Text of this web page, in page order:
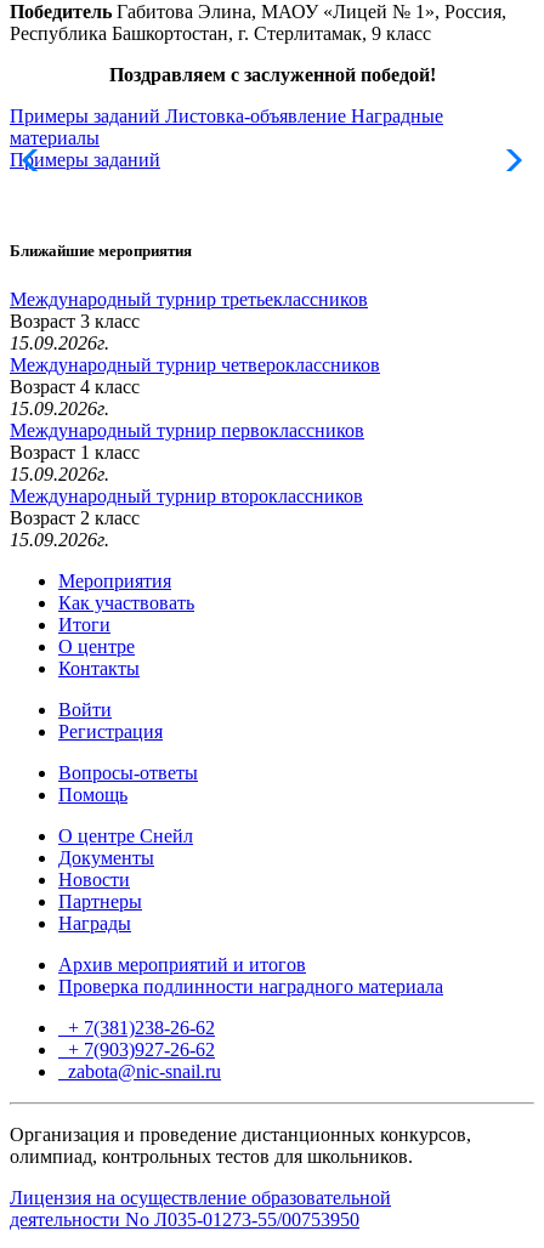
Победитель Габитова Элина, МАОУ «Лицей № 1», Россия,
Республика Башкортостан, г. Стерлитамак, 9 класс
Поздравляем с заслуженной победой!
Примеры заданий Листовка-объявление Наградные
материалы
Примеры заданий
Ближайшие мероприятия
Международный турнир третьеклассников
Возраст 3 класс
15.09.2026г.
Международный турнир четвероклассников
Возраст 4 класс
15.09.2026г.
Международный турнир первоклассников
Возраст 1 класс
15.09.2026г.
Международный турнир второклассников
Возраст 2 класс
15.09.2026г.
Мероприятия
Как участвовать
Итоги
О центре
Контакты
Войти
Регистрация
Вопросы-ответы
Помощь
О центре Снейл
Документы
Новости
Партнеры
Награды
Архив мероприятий и итогов
Проверка подлинности наградного материала
+ 7(381)238-26-62
+ 7(903)927-26-62
zabota@nic-snail.ru
Организация и проведение дистанционных конкурсов,
олимпиад, контрольных тестов для школьников.
Лицензия на осуществление образовательной
деятельности No Л035-01273-55/00753950